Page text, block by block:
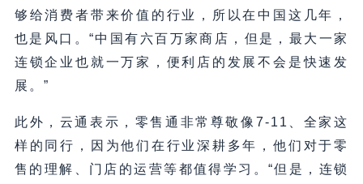
够给消费者带来价值的行业，所以在中国这几年，
也是风口。“中国有六百万家商店，但是，最大一家
连锁企业也就一万家，便利店的发展不会是快速发
展。”
此外，云通表示，零售通非常尊敬像7-11、全家这
样的同行，因为他们在行业深耕多年，他们对于零
售的理解、门店的运营等都值得学习。“但是，连锁